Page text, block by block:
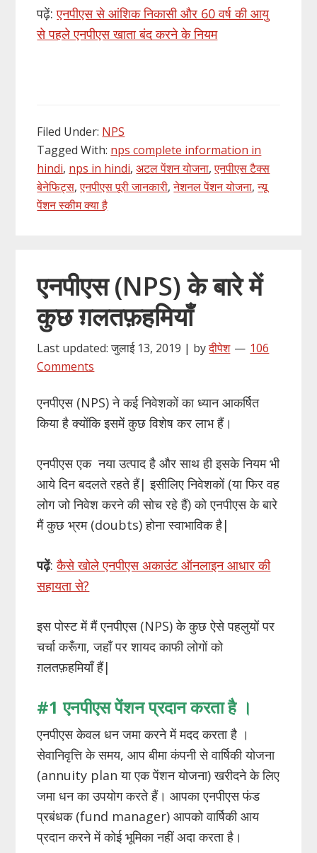
पढ़ें:एनपीएस से आंशिक निकासी और 60 वर्ष की आयु
से पहले एनपीएस खाता बंद करने के नियम
Filed Under: NPS
Tagged With: nps complete information in
hindi, nps in hindi,अटल पेंशन योजना,एनपीएस टैक्स
बेनेफिट्स,एनपीएस पूरी जानकारी,नेशनल पेंशन योजना,न्यू
पेंशन स्कीम क्या है
एनपीएस (NPS) के बारे में
कुछ ग़लतफ़हमियाँ
Last updated: जुलाई 13, 2019 | byदीपेश
106
Comments
एनपीएस (NPS) ने कई निवेशकों का ध्यान आकर्षित
किया है क्योंकि इसमें कुछ विशेष कर लाभ हैं।
एनपीएस एक नया उत्पाद है और साथ ही इसके नियम भी
आये दिन बदलते रहते हैं| इसीलिए निवेशकों (या फिर वह
लोग जो निवेश करने की सोच रहे हैं) को एनपीएस के बारे
मैं कुछ भ्रम (doubts) होना स्वाभाविक है|
पढ़ें:कैसे खोले एनपीएस अकाउंट ऑनलाइन आधार की
सहायता से?
इस पोस्ट में मैं एनपीएस (NPS) के कुछ ऐसे पहलुयों पर
चर्चा करूँगा, जहाँ पर शायद काफी लोगों को
ग़लतफ़हमियाँ हैं|
#1एनपीएसपेंशनप्रदानकरताहै ।
एनपीएस केवल धन जमा करने में मदद करता है ।
सेवानिवृत्ति के समय, आप बीमा कंपनी से वार्षिकी योजना
(annuity plan या एक पेंशन योजना) खरीदने के लिए
जमा धन का उपयोग करते हैं। आपका एनपीएस फंड
प्रबंधक (fund manager) आपको वार्षिकी आय
प्रदान करने में कोई भूमिका नहीं अदा करता है।